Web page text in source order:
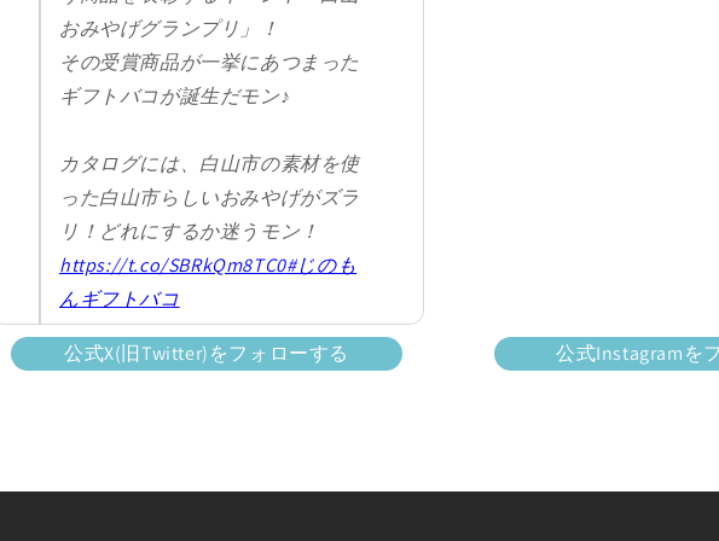
おみやげグランプリ」！
その受賞商品が一挙にあつまった
ギフトバコが誕生だモン♪
カタログには、白山市の素材を使
った白山市らしいおみやげがズラ
リ！どれにするか迷うモン！
https://t.co/SBRkQm8TC0#じのも
んギフトバコ
pic.twitter.com/7ddn0fShFI
公式X(旧Twitter)をフォローする 公式Instagramを